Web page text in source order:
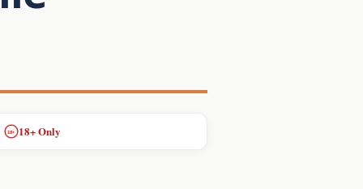
18+ 18+ Only